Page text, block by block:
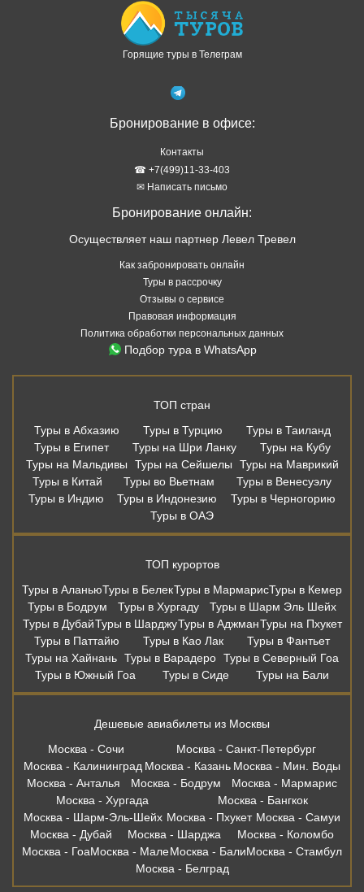
Горящие туры в Телеграм
Бронирование в офисе:
Контакты
☎ +7(499)11-33-403
✉ Написать письмо
Бронирование онлайн:
Осуществляет наш партнер Левел Тревел
Как забронировать онлайн
Туры в рассрочку
Отзывы о сервисе
Правовая информация
Политика обработки персональных данных
Подбор тура в WhatsApp
ТОП стран
Туры в Абхазию
Туры в Турцию
Туры в Таиланд
Туры в Египет
Туры на Шри Ланку
Туры на Кубу
Туры на Мальдивы
Туры на Сейшелы
Туры на Маврикий
Туры в Китай
Туры во Вьетнам
Туры в Венесуэлу
Туры в Индию
Туры в Индонезию
Туры в Черногорию
Туры в ОАЭ
ТОП курортов
Туры в АланьюТуры в БелекТуры в МармарисТуры в Кемер
Туры в Бодрум
Туры в Хургаду
Туры в Шарм Эль Шейх
Туры в ДубайТуры в ШарджуТуры в АджманТуры на Пхукет
Туры в Паттайю
Туры в Као Лак
Туры в Фантьет
Туры на Хайнань Туры в Варадеро Туры в Северный Гоа
Туры в Южный Гоа
Туры в Сиде Туры на Бали
Дешевые авиабилеты из Москвы
Москва - Сочи
Москва - Санкт-Петербург
Москва - Калининград Москва - Казань Москва - Мин. Воды
Москва - Анталья
Москва - Бодрум
Москва - Мармарис
Москва - Хургада
Москва - Бангкок
Москва - Шарм-Эль-Шейх Москва - Пхукет Москва - Самуи
Москва - Дубай
Москва - Шарджа
Москва - Коломбо
Москва - ГоаМосква - МалеМосква - БалиМосква - Стамбул
Москва - Белград